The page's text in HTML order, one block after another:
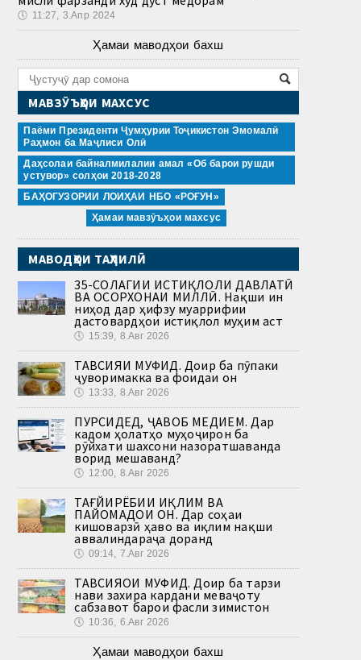
🕔 11:27, 3.Апр 2024
Ҳамаи маводҳои бахш
МАВЗӮЪҲОИ МАХСУС
Паёми Президенти Ҷумҳурии Тоҷикистон Эмомалӣ
Раҳмон ба Маҷлиси Олӣ
Даҳсолаи байналмилалии амал «Об барои рушди
устувор» солҳои 2018-2028
БАҲОГУЗОРИИ ЛОИҲАИ НБО «РОҒУН»
Ҳамаи мавзӯъҳои махсус
МАВОДҲОИ ТАҲЛИЛӢ
35-СОЛАГИИ ИСТИҚЛОЛИ ДАВЛАТӢ
ВА ОСОРХОНАИ МИЛЛӢ. Нақши ин
ниҳод дар ҳифзу муаррифии
дастовардҳои истиқлол муҳим аст
🕔 15:39, 8.Авг 2026
ТАВСИЯИ МУФИД. Доир ба пӯпаки
ҷуворимакка ва фоидаи он
🕔 13:33, 8.Авг 2026
ПУРСИДЕД, ҶАВОБ МЕДИҲЕМ. Дар
кадом ҳолатҳо муҳоҷирон ба
рӯйхати шахсони назоратшаванда
ворид мешаванд?
🕔 12:00, 8.Авг 2026
ТАҒЙИРЁБИИ ИҚЛИМ ВА
ПАЙОМАДҲОИ ОН. Дар соҳаи
кишоварзӣ ҳаво ва иқлим нақши
аввалиндараҷа доранд
🕔 09:14, 7.Авг 2026
ТАВСИЯҲОИ МУФИД. Доир ба тарзи
нави захира кардани меваҷоту
сабзавот барои фасли зимистон
🕔 10:36, 6.Авг 2026
Ҳамаи маводҳои бахш